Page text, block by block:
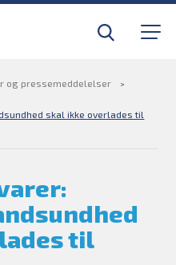
og pressemeddelelser
skal ikke overlades til
til